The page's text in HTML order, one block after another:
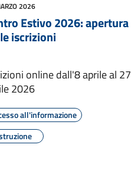
2026
Estivo 2026: apertura
iscrizioni
online dall'8 aprile al 27
2026
all'informazione